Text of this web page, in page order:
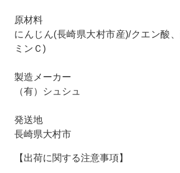
原材料
にんじん(長崎県大村市産)/クエン酸
ミンＣ)
製造メーカー
（有）シュシュ
発送地
長崎県大村市
【出荷に関する注意事項】